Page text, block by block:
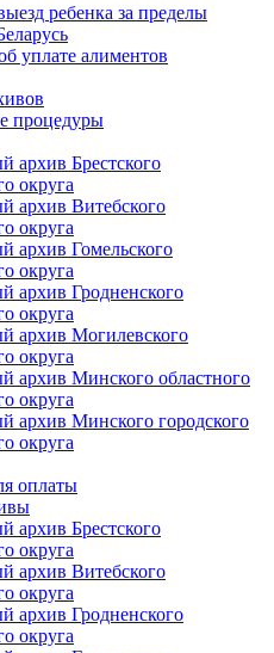
ребенка за пределы
уплате алиментов
процедуры
архив Брестского
округа
архив Витебского
округа
архив Гомельского
округа
архив Гродненского
округа
архив Могилевского
округа
архив Минского областного
округа
архив Минского городского
округа
оплаты
архив Брестского
округа
архив Витебского
округа
архив Гродненского
округа